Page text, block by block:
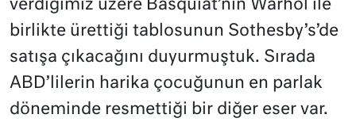
verdiğimiz üzere Basquiat’nın Warhol ile
birlikte ürettiği tablosunun Sothesby’s’de
satışa çıkacağını duyurmuştuk. Sırada
ABD’lilerin harika çocuğunun en parlak
döneminde resmettiği bir diğer eser var.